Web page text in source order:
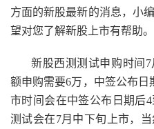
方面的新股最新的消息，小
望对您了解新股上市有帮助。
新股西测测试申购时间7
额申购需要6万，中签公布日
市时间会在中签公布日期后
测试会在7月中下旬上市，